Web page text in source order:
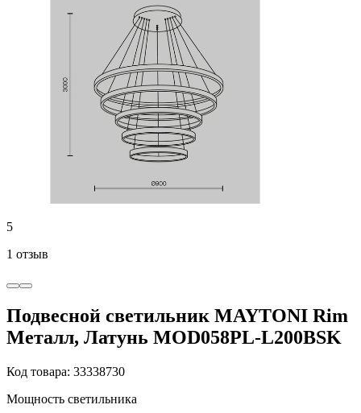
5
1 отзыв
Подвесной светильник MAYTONI Rim
Металл, Латунь MOD058PL-L200BSK
Код товара: 33338730
Мощность светильника